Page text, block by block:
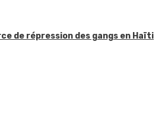
de répression des gangs en Haïti